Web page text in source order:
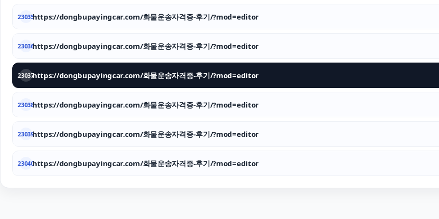
23035https://dongbupayingcar.com/화물운송자격증-후기/?mod=editor
23036https://dongbupayingcar.com/화물운송자격증-후기/?mod=editor
23037https://dongbupayingcar.com/화물운송자격증-후기/?mod=editor
23038https://dongbupayingcar.com/화물운송자격증-후기/?mod=editor
23039https://dongbupayingcar.com/화물운송자격증-후기/?mod=editor
23040https://dongbupayingcar.com/화물운송자격증-후기/?mod=editor